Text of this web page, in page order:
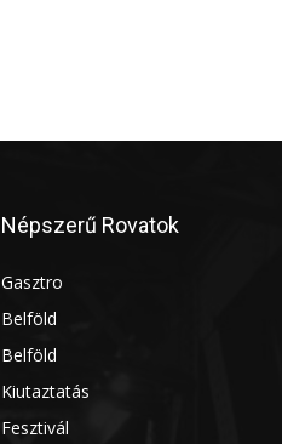
Népszerű Rovatok
Gasztro
Belföld
Belföld
Kiutaztatás
Fesztivál